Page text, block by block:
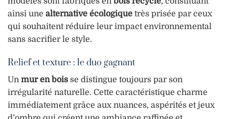
ainsi une alternative écologique très prisée par ceux
qui souhaitent réduire leur impact environnemental
sans sacrifier le style.
Relief et texture : le duo gagnant
Un mur en bois se distingue toujours par son
irrégularité naturelle. Cette caractéristique charme
immédiatement grâce aux nuances, aspérités et jeux